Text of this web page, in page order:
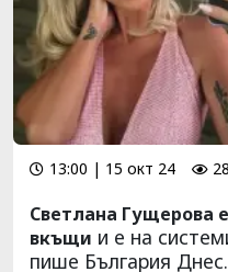
13:00 | 15 окт 24
Светлана Гущерова
вкъщи и е на
пише България